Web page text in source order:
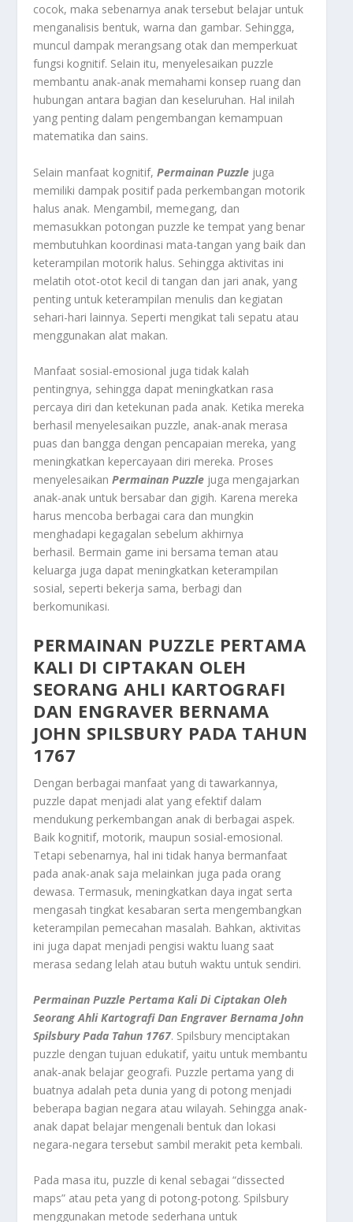
cocok, maka sebenarnya anak tersebut belajar untuk
menganalisis bentuk, warna dan gambar. Sehingga,
muncul dampak merangsang otak dan memperkuat
fungsi kognitif. Selain itu, menyelesaikan puzzle
membantu anak-anak memahami konsep ruang dan
hubungan antara bagian dan keseluruhan. Hal inilah
yang penting dalam pengembangan kemampuan
matematika dan sains.
Selain manfaat kognitif,Permainan Puzzle juga
memiliki dampak positif pada perkembangan motorik
halus anak. Mengambil, memegang, dan
memasukkan potongan puzzle ke tempat yang benar
membutuhkan koordinasi mata-tangan yang baik dan
keterampilan motorik halus. Sehingga aktivitas ini
melatih otot-otot kecil di tangan dan jari anak, yang
penting untuk keterampilan menulis dan kegiatan
sehari-hari lainnya. Seperti mengikat tali sepatu atau
menggunakan alat makan.
Manfaat sosial-emosional juga tidak kalah
pentingnya, sehingga dapat meningkatkan rasa
percaya diri dan ketekunan pada anak. Ketika mereka
berhasil menyelesaikan puzzle, anak-anak merasa
puas dan bangga dengan pencapaian mereka, yang
meningkatkan kepercayaan diri mereka. Proses
menyelesaikanPermainan Puzzle juga mengajarkan
anak-anak untuk bersabar dan gigih. Karena mereka
harus mencoba berbagai cara dan mungkin
menghadapi kegagalan sebelum akhirnya
berhasil. Bermain game ini bersama teman atau
keluarga juga dapat meningkatkan keterampilan
sosial, seperti bekerja sama, berbagi dan
berkomunikasi.
PERMAINAN PUZZLE PERTAMA
KALI DI CIPTAKAN OLEH
SEORANG AHLI KARTOGRAFI
DAN ENGRAVER BERNAMA
JOHN SPILSBURY PADA TAHUN
1767
Dengan berbagai manfaat yang di tawarkannya,
puzzle dapat menjadi alat yang efektif dalam
mendukung perkembangan anak di berbagai aspek.
Baik kognitif, motorik, maupun sosial-emosional.
Tetapi sebenarnya, hal ini tidak hanya bermanfaat
pada anak-anak saja melainkan juga pada orang
dewasa. Termasuk, meningkatkan daya ingat serta
mengasah tingkat kesabaran serta mengembangkan
keterampilan pemecahan masalah. Bahkan, aktivitas
ini juga dapat menjadi pengisi waktu luang saat
merasa sedang lelah atau butuh waktu untuk sendiri.
Permainan Puzzle Pertama Kali Di Ciptakan Oleh
Seorang Ahli Kartografi Dan Engraver Bernama John
Spilsbury Pada Tahun 1767. Spilsbury menciptakan
puzzle dengan tujuan edukatif, yaitu untuk membantu
anak-anak belajar geografi. Puzzle pertama yang di
buatnya adalah peta dunia yang di potong menjadi
beberapa bagian negara atau wilayah. Sehingga anak-
anak dapat belajar mengenali bentuk dan lokasi
negara-negara tersebut sambil merakit peta kembali.
Pada masa itu, puzzle di kenal sebagai “dissected
maps” atau peta yang di potong-potong. Spilsbury
menggunakan metode sederhana untuk